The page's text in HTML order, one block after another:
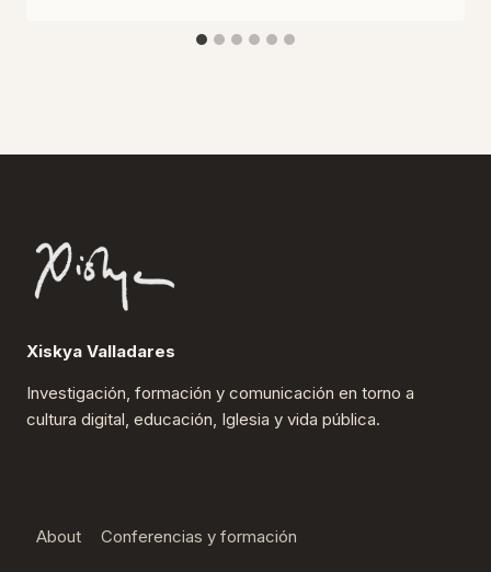
Xiskya Valladares
Investigación, formación y comunicación en torno a
cultura digital, educación, Iglesia y vida pública.
About Conferencias y formación